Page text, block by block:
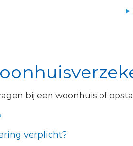
bij een woonhuis of
verplicht?